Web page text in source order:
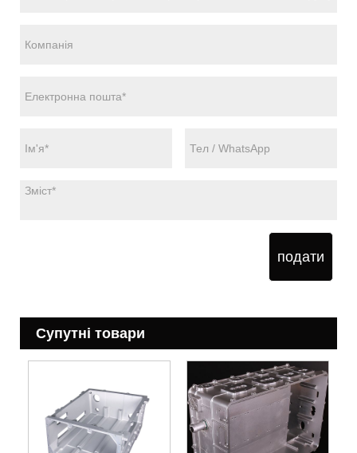
подати
Супутні товари